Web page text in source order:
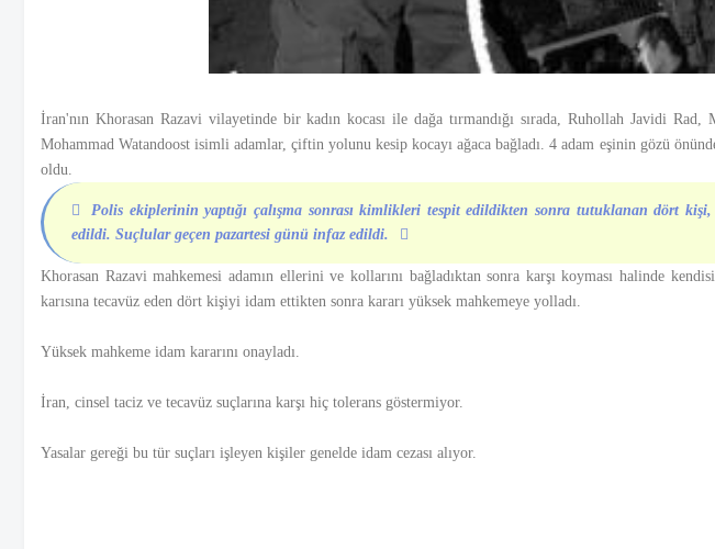
İran'nın Khorasan Razavi vilayetinde bir kadın kocası ile dağa tırmandığı sırada, Ruhollah Javidi
Mohammad Watandoost isimli adamlar, çiftin yolunu kesip kocayı ağaca bağladı. 4 adam eşinin gözü
oldu.
Polis ekiplerinin yaptığı çalışma sonrası kimlikleri tespit edildikten sonra tutuklanan dört kişi,
edildi. Suçlular geçen pazartesi günü infaz edildi.
Khorasan Razavi mahkemesi adamın ellerini ve kollarını bağladıktan sonra karşı koyması halinde
karısına tecavüz eden dört kişiyi idam ettikten sonra kararı yüksek mahkemeye yolladı.
Yüksek mahkeme idam kararını onayladı.
İran, cinsel taciz ve tecavüz suçlarına karşı hiç tolerans göstermiyor.
Yasalar gereği bu tür suçları işleyen kişiler genelde idam cezası alıyor.